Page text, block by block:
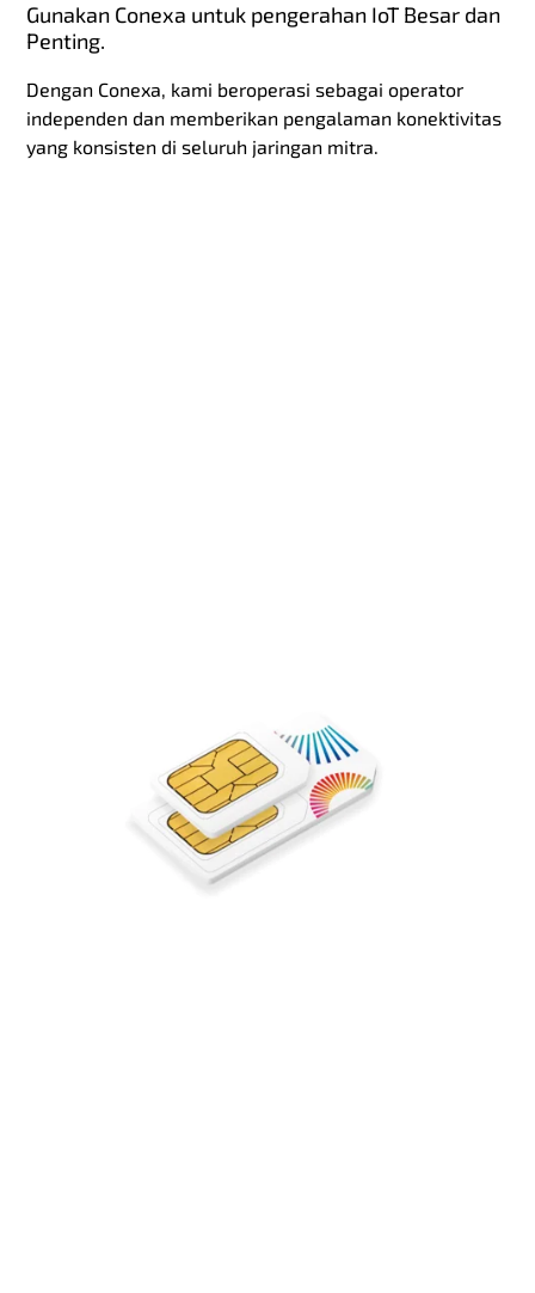
Gunakan Conexa untuk pengerahan IoT Besar dan
Penting.
Dengan Conexa, kami beroperasi sebagai operator
independen dan memberikan pengalaman konektivitas
yang konsisten di seluruh jaringan mitra.